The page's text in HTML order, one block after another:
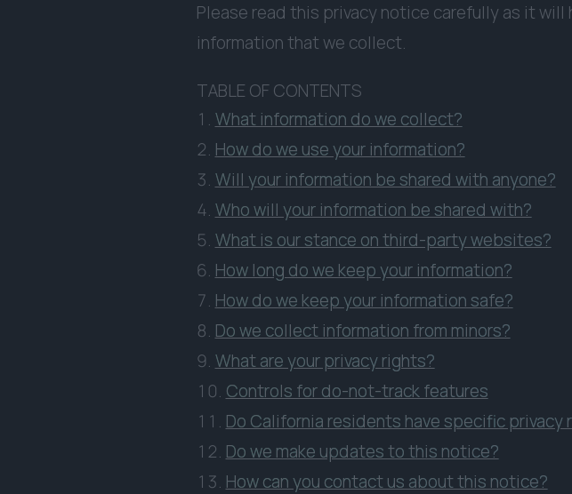
Please read this privacy notice carefully as it
information that we collect.
TABLE OF CONTENTS
What information do we collect?
How do we use your information?
Will your information be shared with anyone?
Who will your information be shared with?
What is our stance on third-party websites?
How long do we keep your information?
How do we keep your information safe?
Do we collect information from minors?
What are your privacy rights?
Controls for do-not-track features
Do California residents have specific privacy
Do we make updates to this notice?
How can you contact us about this notice?